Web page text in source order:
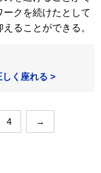
クを続けたとして
ることができる。
く座れる >
4 →